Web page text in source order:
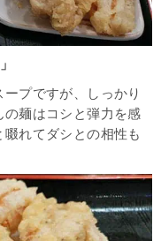
プですが、しっかり
の麺はコシと弾力を感
れてダシとの相性も